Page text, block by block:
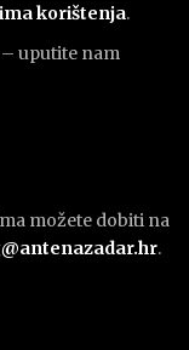
korištenja.
uputite nam
možete dobiti na
.